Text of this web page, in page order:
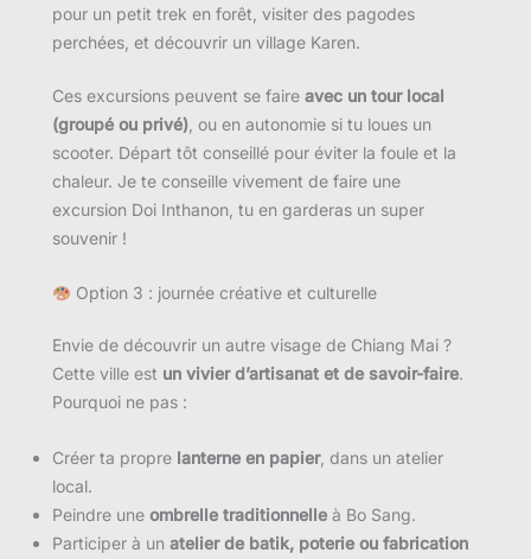
pour un petit trek en forêt, visiter des pagodes
perchées, et découvrir un village Karen.
Ces excursions peuvent se faire avec un tour local
(groupé ou privé) , ou en autonomie si tu loues un
scooter. Départ tôt conseillé pour éviter la foule et la
chaleur. Je te conseille vivement de faire une
excursion Doi Inthanon, tu en garderas un super
souvenir !
Option 3 : journée créative et culturelle
Envie de découvrir un autre visage de Chiang Mai ?
Cette ville est un vivier d’artisanat et de savoir-faire.
Pourquoi ne pas :
Créer ta propre lanterne en papier, dans un atelier
local.
Peindre une ombrelle traditionnelle à Bo Sang.
Participer à un atelier de batik, poterie ou fabrication